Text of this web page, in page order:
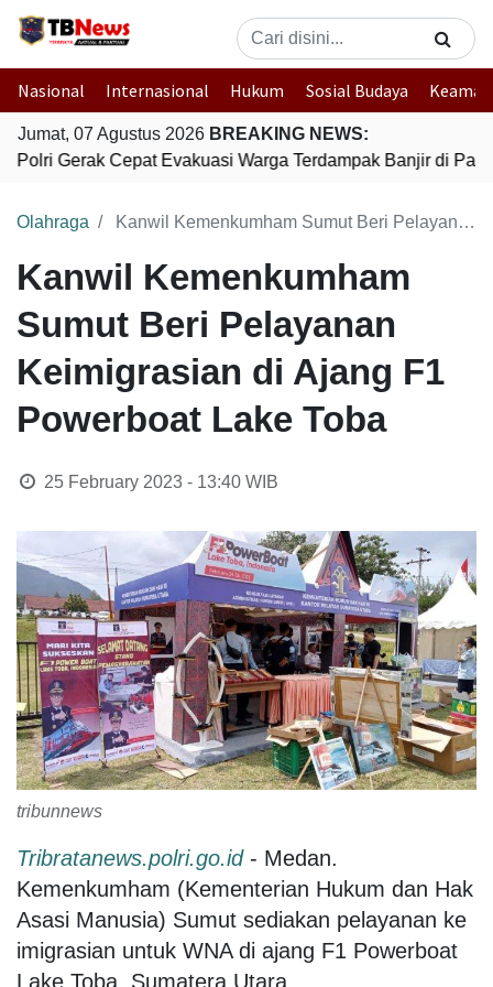
Nasional Internasional Hukum Sosial Budaya
Jumat, 07 Agustus 2026 BREAKING NEWS:
Polri Gerak Cepat Evakuasi Warga Terdampak Banjir di
Olahraga Kanwil Kemenkumham Sumut Beri Pelayanan Keimigrasian di Ajang F1 Powerboat Lake Toba
Kanwil Kemenkumham
Sumut Beri Pelayanan
Keimigrasian di Ajang F1
Powerboat Lake Toba
25 February 2023 - 13:40WIB
tribunnews
Tribratanews.polri.go.id - Medan.
Kemenkumham (Kementerian Hukum dan Hak
Asasi Manusia) Sumut sediakan pelayanan ke
imigrasian untuk WNA di ajang F1 Powerboat
Lake Toba, Sumatera Utara.